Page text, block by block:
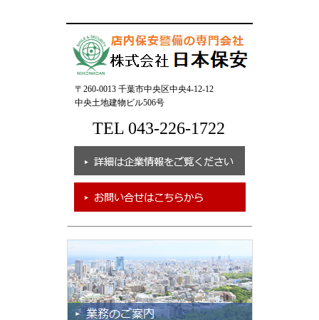
〒260-0013 千葉市中央区中央4-12-12
中央土地建物ビル506号
TEL 043-226-1722